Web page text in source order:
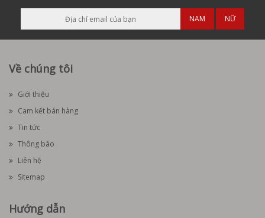
NAM NỮ
Về chúng tôi
Giới thiệu
Cam kết bán hàng
Tin tức
Thông báo
Liên hệ
Sitemap
Hướng dẫn